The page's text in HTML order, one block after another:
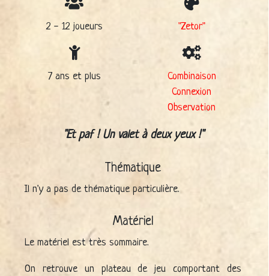
2 - 12 joueurs
7 ans et plus
"Zetor"
Combinaison
Connexion
Observation
Et paf ! Un valet à deux yeux !
Thématique
Il n'y a pas de thématique particulière.
Matériel
Le matériel est très sommaire.
On retrouve un plateau de jeu comportant des